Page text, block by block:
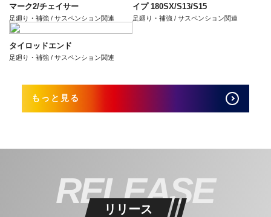
マーク2/チェイサー
足廻り・補強 / サスペンション関連
イプ 180SX/S13/S15
足廻り・補強 / サスペンション関連
タイロッドエンド
足廻り・補強 / サスペンション関連
もっと見る
RELEASE
リリース